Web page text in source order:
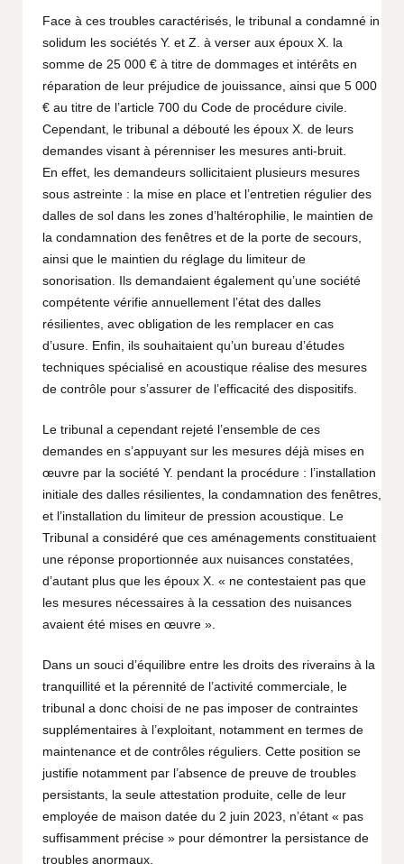
Face à ces troubles caractérisés, le tribunal a condamné in
solidum les sociétés Y. et Z. à verser aux époux X. la
somme de 25 000 € à titre de dommages et intérêts en
réparation de leur préjudice de jouissance, ainsi que 5 000
€ au titre de l’article 700 du Code de procédure civile.
Cependant, le tribunal a débouté les époux X. de leurs
demandes visant à pérenniser les mesures anti-bruit.
En effet, les demandeurs sollicitaient plusieurs mesures
sous astreinte : la mise en place et l’entretien régulier des
dalles de sol dans les zones d’haltérophilie, le maintien de
la condamnation des fenêtres et de la porte de secours,
ainsi que le maintien du réglage du limiteur de
sonorisation. Ils demandaient également qu’une société
compétente vérifie annuellement l’état des dalles
résilientes, avec obligation de les remplacer en cas
d’usure. Enfin, ils souhaitaient qu’un bureau d’études
techniques spécialisé en acoustique réalise des mesures
de contrôle pour s’assurer de l’efficacité des dispositifs.
Le tribunal a cependant rejeté l’ensemble de ces
demandes en s’appuyant sur les mesures déjà mises en
œuvre par la société Y. pendant la procédure : l’installation
initiale des dalles résilientes, la condamnation des fenêtres,
et l’installation du limiteur de pression acoustique. Le
Tribunal a considéré que ces aménagements constituaient
une réponse proportionnée aux nuisances constatées,
d’autant plus que les époux X. « ne contestaient pas que
les mesures nécessaires à la cessation des nuisances
avaient été mises en œuvre ».
Dans un souci d’équilibre entre les droits des riverains à la
tranquillité et la pérennité de l’activité commerciale, le
tribunal a donc choisi de ne pas imposer de contraintes
supplémentaires à l’exploitant, notamment en termes de
maintenance et de contrôles réguliers. Cette position se
justifie notamment par l’absence de preuve de troubles
persistants, la seule attestation produite, celle de leur
employée de maison datée du 2 juin 2023, n’étant « pas
suffisamment précise » pour démontrer la persistance de
troubles anormaux.